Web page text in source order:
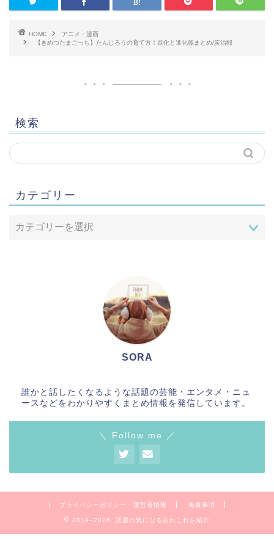
HOME
アニメ・漫画
【きめつたまごっち】たんじろうの育て方！進化と進化後まとめ/炭治郎
検索
カテゴリー
SORA
誰かと話したくなるような話題の芸能・エンタメ・ニュ
ースなどをわかりやすくまとめ情報を発信しています。
＼ Follow me ／
プライバシーポリシー・運営者情報 免責事項
2019–2026 話題の気になるあれこれを紹介